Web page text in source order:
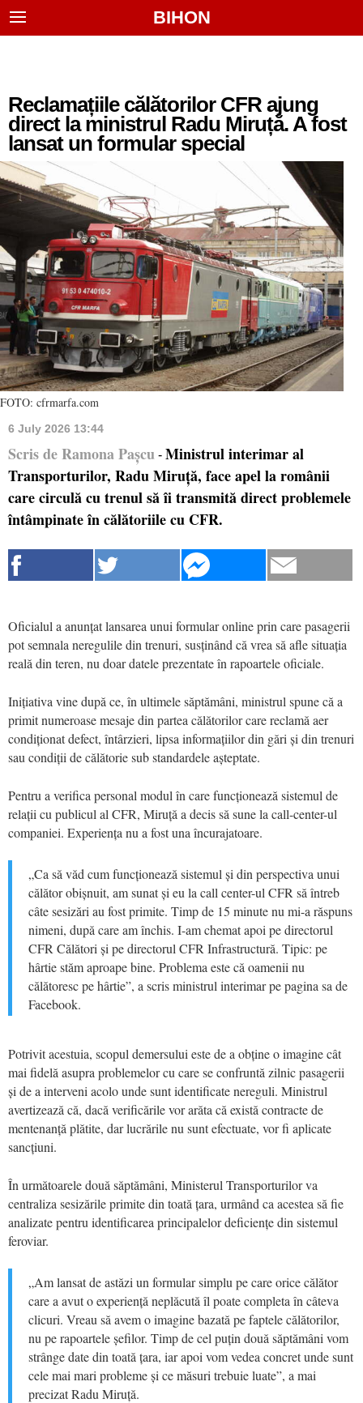
BIHON
Reclamațiile călătorilor CFR ajung
direct la ministrul Radu Miruță. A fost
lansat un formular special
FOTO: cfrmarfa.com
6 July 2026 13:44
Scris de Ramona Pașcu - Ministrul interimar al
Transporturilor, Radu Miruță, face apel la românii
care circulă cu trenul să îi transmită direct problemele
întâmpinate în călătoriile cu CFR.
Oficialul a anunțat lansarea unui formular online prin care pasagerii
pot semnala neregulile din trenuri, susținând că vrea să afle situația
reală din teren, nu doar datele prezentate în rapoartele oficiale.
Inițiativa vine după ce, în ultimele săptămâni, ministrul spune că a
primit numeroase mesaje din partea călătorilor care reclamă aer
condiționat defect, întârzieri, lipsa informațiilor din gări și din trenuri
sau condiții de călătorie sub standardele așteptate.
Pentru a verifica personal modul în care funcționează sistemul de
relații cu publicul al CFR, Miruță a decis să sune la call-center-ul
companiei. Experiența nu a fost una încurajatoare.
„Ca să văd cum funcționează sistemul și din perspectiva unui
călător obișnuit, am sunat și eu la call center-ul CFR să întreb
câte sesizări au fost primite. Timp de 15 minute nu mi-a răspuns
nimeni, după care am închis. I-am chemat apoi pe directorul
CFR Călători și pe directorul CFR Infrastructură. Tipic: pe
hârtie stăm aproape bine. Problema este că oamenii nu
călătoresc pe hârtie”, a scris ministrul interimar pe pagina sa de
Facebook.
Potrivit acestuia, scopul demersului este de a obține o imagine cât
mai fidelă asupra problemelor cu care se confruntă zilnic pasagerii
și de a interveni acolo unde sunt identificate nereguli. Ministrul
avertizează că, dacă verificările vor arăta că există contracte de
mentenanță plătite, dar lucrările nu sunt efectuate, vor fi aplicate
sancțiuni.
În următoarele două săptămâni, Ministerul Transporturilor va
centraliza sesizările primite din toată țara, urmând ca acestea să fie
analizate pentru identificarea principalelor deficiențe din sistemul
feroviar.
„Am lansat de astăzi un formular simplu pe care orice călător
care a avut o experiență neplăcută îl poate completa în câteva
clicuri. Vreau să avem o imagine bazată pe faptele călătorilor,
nu pe rapoartele șefilor. Timp de cel puțin două săptămâni vom
strânge date din toată țara, iar apoi vom vedea concret unde sunt
cele mai mari probleme și ce măsuri trebuie luate”, a mai
precizat Radu Miruță.